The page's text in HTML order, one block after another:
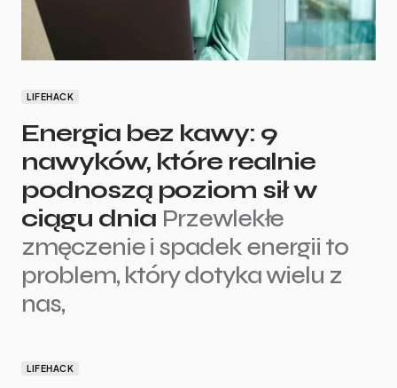
LIFEHACK
Energia bez kawy: 9
nawyków, które realnie
podnoszą poziom sił w
ciągu dnia Przewlekłe
zmęczenie i spadek energii to
problem, który dotyka wielu z
nas,
LIFEHACK